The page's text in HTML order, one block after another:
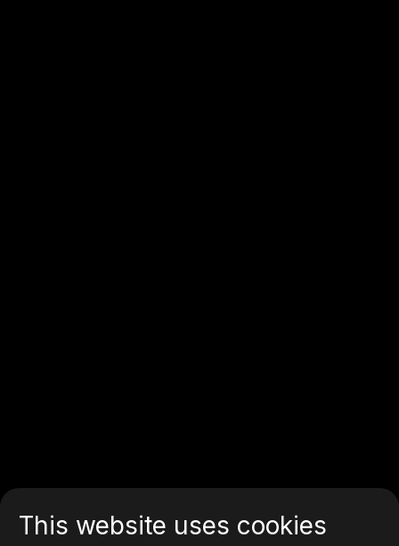
This website uses cookies